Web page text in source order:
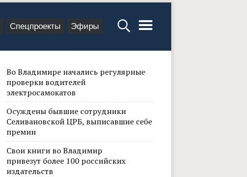
Спецпроекты Эфиры
Во Владимире начались регулярные
проверки водителей
электросамокатов
Осуждены бывшие сотрудники
Селивановской ЦРБ, выписавшие себе
премии
Свои книги во Владимир
привезут более 100 российских
издательств